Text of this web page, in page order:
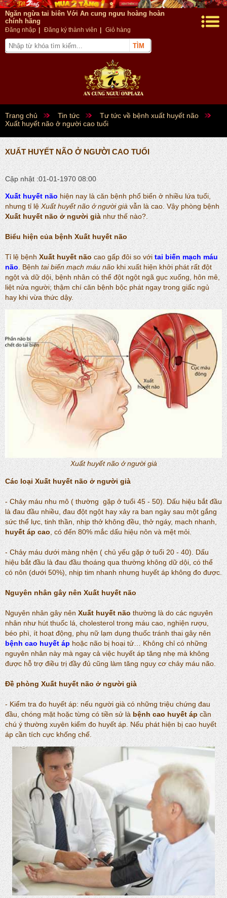
Ngăn ngừa tai biên Với An cung ngưu hoàng hoàn
chính hãng
Đăng nhập Đăng ký thành viên Giỏ hàng
Trang chủ Tin tức
Tư tức về bệnh xuất huyết não
Xuất huyết não ở người cao tuổi
XUẤT HUYẾT NÃO Ở NGƯỜI CAO TUỔI
Cập nhật :01-01-1970 08:00
Xuất huyết não hiện nay là căn bệnh phổ biến ở nhiều lứa tuổi,
nhưng tỉ lệ Xuất huyết não ở người già vẫn là cao. Vậy phòng bệnh
Xuất huyết não ở người già như thế nào?.
Biểu hiện của bệnh Xuất huyết não
Tỉ lệ bệnh Xuất huyết não cao gấp đôi so với tai biến mạch máu
não. Bệnh tai biến mạch máu nãokhi xuất hiện khởi phát rất đột
ngột và dữ dội, bệnh nhân có thể đột ngột ngã gục xuống, hôn mê,
liệt nửa người; thậm chí căn bệnh bộc phát ngay trong giấc ngủ
hay khi vừa thức dậy.
Xuất huyết não ở người già
Các loại Xuất huyết não ở người già
- Chảy máu nhu mô ( thường gặp ở tuổi 45 - 50). Dấu hiệu bắt đầu
là đau đầu nhiều, đau đột ngột hay xảy ra ban ngày sau một gắng
sức thể lực, tinh thần, nhịp thở không đều, thở ngáy, mạch nhanh,
huyết áp cao, có đến 80% mắc dấu hiệu nôn và mệt mỏi.
- Chảy máu dưới màng nhện ( chủ yếu gặp ở tuổi 20 - 40). Dấu
hiệu bắt đầu là đau đầu thoáng qua thường không dữ dội, có thể
có nôn (dưới 50%), nhịp tim nhanh nhưng huyết áp không đo được.
Nguyên nhân gây nên Xuất huyết não
Nguyên nhân gây nên Xuất huyết não thường là do các nguyên
nhân như hút thuốc lá, cholesterol trong máu cao, nghiện rượu,
béo phì, ít hoạt động, phụ nữ lạm dụng thuốc tránh thai gây nên
bệnh cao huyết áp hoặc não bị hoại tử… Không chỉ có những
nguyên nhân này mà ngay cả việc huyết áp tăng nhẹ mà không
được hỗ trợ điều trị đầy đủ cũng làm tăng nguy cơ chảy máu não.
Đề phòng Xuất huyết não ở người già
- Kiểm tra đo huyết áp: nếu người già có những triệu chứng đau
đầu, chóng mặt hoặc từng có tiền sử là bệnh cao huyết ápcần
chú ý thường xuyên kiểm đo huyết áp. Nếu phát hiện bị cao huyết
áp cần tích cực khống chế.